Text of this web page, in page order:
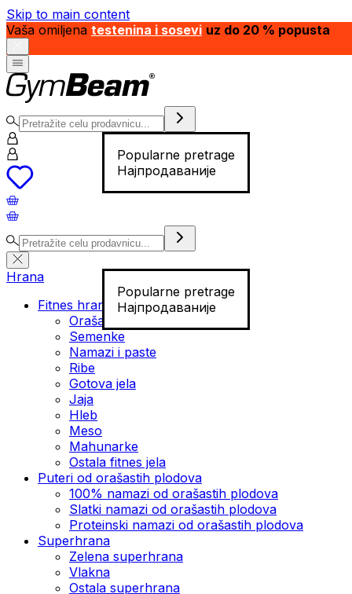
Skip to main content
Vaša omiljena testenina i sosevi uz do 20 % popusta
Popularne pretrage
Најпродаваније
Popularne pretrage
Најпродаваније
Hrana
Fitnes hrana
Orašasti plodovi
Semenke
Namazi i paste
Ribe
Gotova jela
Јаја
Hleb
Meso
Mahunarke
Ostala fitnes jela
Puteri od orašastih plodova
100% namazi od orašastih plodova
Slatki namazi od orašastih plodova
Proteinski namazi od orašastih plodova
Superhrana
Zelena superhrana
Vlakna
Ostala superhrana